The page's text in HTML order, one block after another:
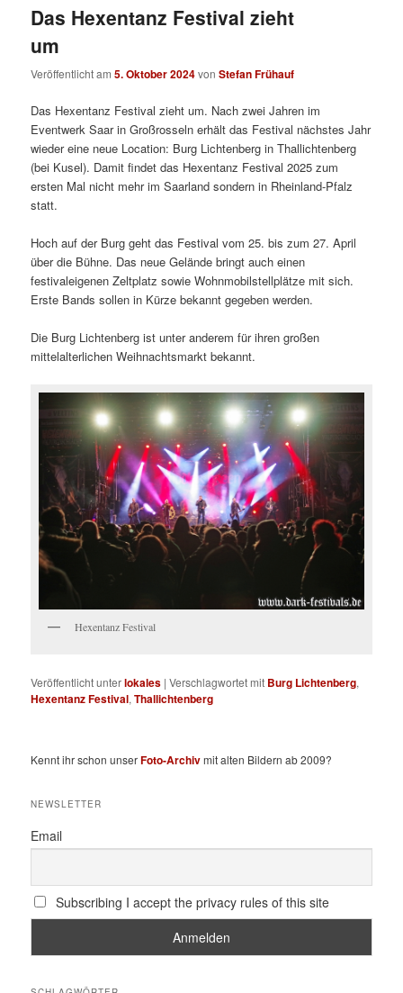
Das Hexentanz Festival zieht
um
Veröffentlicht am5. Oktober 2024vonStefan Frühauf
Das Hexentanz Festival zieht um. Nach zwei Jahren im
Eventwerk Saar in Großrosseln erhält das Festival nächstes Jahr
wieder eine neue Location: Burg Lichtenberg in Thallichtenberg
(bei Kusel). Damit findet das Hexentanz Festival 2025 zum
ersten Mal nicht mehr im Saarland sondern in Rheinland-Pfalz
statt.
Hoch auf der Burg geht das Festival vom 25. bis zum 27. April
über die Bühne. Das neue Gelände bringt auch einen
festivaleigenen Zeltplatz sowie Wohnmobilstellplätze mit sich.
Erste Bands sollen in Kürze bekannt gegeben werden.
Die Burg Lichtenberg ist unter anderem für ihren großen
mittelalterlichen Weihnachtsmarkt bekannt.
Hexentanz Festival
Veröffentlicht unterlokales |Verschlagwortet mit Burg Lichtenberg,
Hexentanz Festival,Thallichtenberg
Kennt ihr schon unserFoto-Archivmit alten Bildern ab 2009?
NEWSLETTER
Email
Subscribing I accept the privacy rules of this site